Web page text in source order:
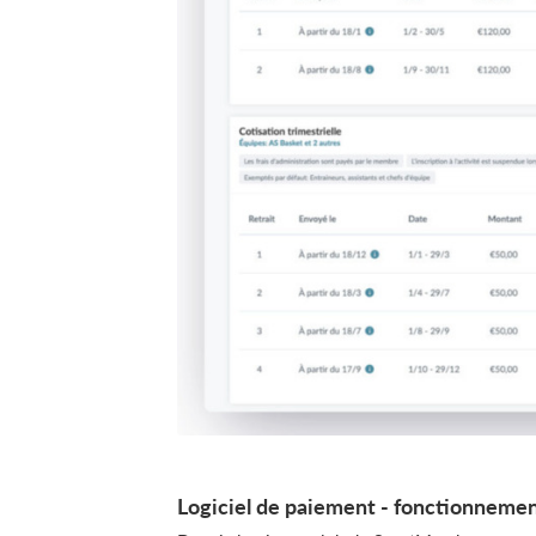
Logiciel de paiement -